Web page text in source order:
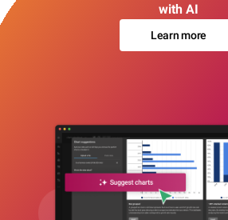
with AI
Learn more